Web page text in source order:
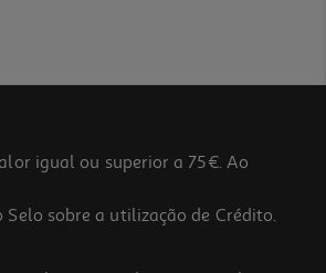
igual ou superior a 75€. Ao
sobre a utilização de Crédito.